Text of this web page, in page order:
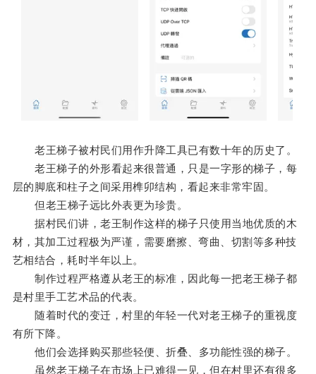
老王梯子被村民们用作升降工具已有数十年的历史了。
老王梯子的外形看起来很普通，只是一字形的梯子，每
层的脚底和柱子之间采用榫卯结构，看起来非常牢固。
但老王梯子远比外表更为珍贵。
据村民们讲，老王制作这样的梯子只使用当地优质的木
材，其加工过程极为严谨，需要磨擦、弯曲、切割等多种技
艺相结合，耗时半年以上。
制作过程严格遵从老王的标准，因此每一把老王梯子都
是村里手工艺术品的代表。
随着时代的变迁，村里的年轻一代对老王梯子的重视度
有所下降。
他们会选择购买那些轻便、折叠、多功能性强的梯子。
虽然老王梯子在市场上已难得一见，但在村里还有很多